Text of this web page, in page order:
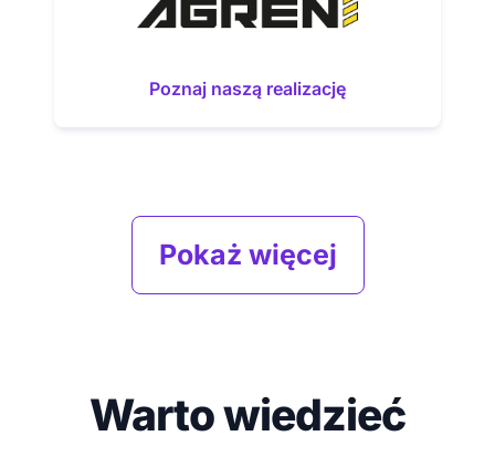
Poznaj naszą realizację
Pokaż więcej
Warto wiedzieć